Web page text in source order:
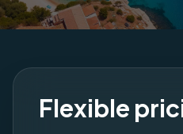
Widgets
Hjälpportal
Kontakt
🇬🇧EN 🇭🇷 🇸🇪
Flexible